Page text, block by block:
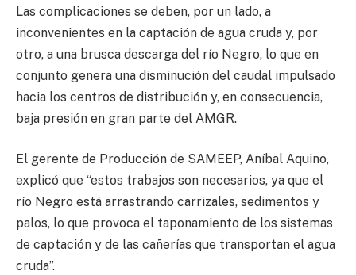
Las complicaciones se deben, por un lado, a
inconvenientes en la captación de agua cruda y, por
otro, a una brusca descarga del río Negro, lo que en
conjunto genera una disminución del caudal impulsado
hacia los centros de distribución y, en consecuencia,
baja presión en gran parte del AMGR.
El gerente de Producción de SAMEEP, Aníbal Aquino,
explicó que “estos trabajos son necesarios, ya que el
río Negro está arrastrando carrizales, sedimentos y
palos, lo que provoca el taponamiento de los sistemas
de captación y de las cañerías que transportan el agua
cruda”.